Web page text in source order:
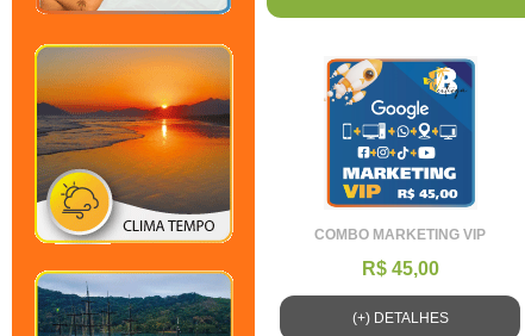
COMBO MARKETING VIP
R$ 45,00
(+) DETALHES